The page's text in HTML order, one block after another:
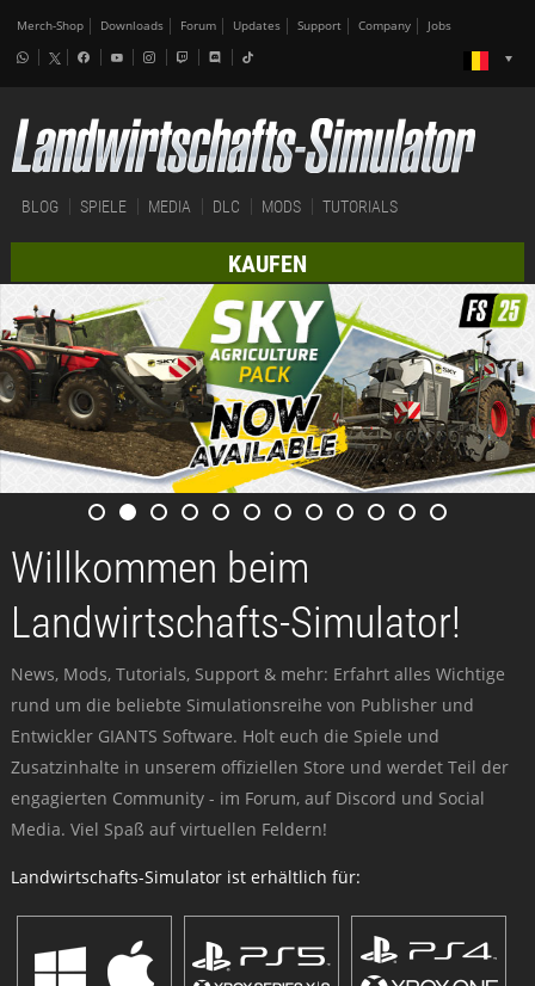
Merch-Shop Downloads Forum Updates Support Company Jobs
BLOG SPIELE MEDIA DLC MODS TUTORIALS
KAUFEN
Willkommen beim
Landwirtschafts-Simulator!
News, Mods, Tutorials, Support & mehr: Erfahrt alles Wichtige
rund um die beliebte Simulationsreihe von Publisher und
Entwickler GIANTS Software. Holt euch die Spiele und
Zusatzinhalte in unserem offiziellen Store und werdet Teil der
engagierten Community - im Forum, auf Discord und Social
Media. Viel Spaß auf virtuellen Feldern!
Landwirtschafts-Simulator ist erhältlich für: